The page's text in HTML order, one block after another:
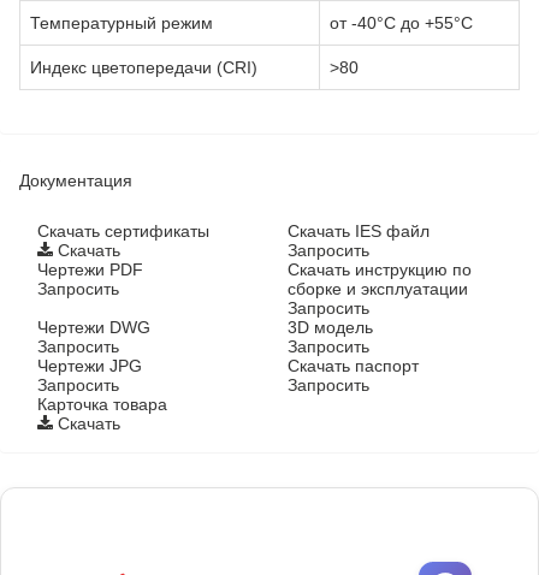
Температурный режим от -40°C до +55°C
Индекс цветопередачи (CRI) >80
Документация
Cкачать сертификаты
Скачать
Скачать IES файл
Запросить
Чертежи PDF
Запросить
Скачать инструкцию по
сборке и эксплуатации
Запросить
Чертежи DWG
Запросить
3D модель
Запросить
Чертежи JPG
Запросить
Скачать паспорт
Запросить
Карточка товара
Скачать